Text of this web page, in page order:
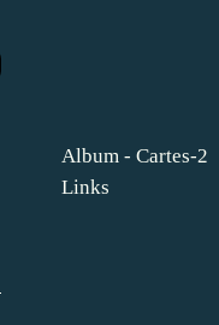
Album - Cartes-2
Links